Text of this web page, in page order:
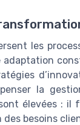
les
la
élevées :
des besoins